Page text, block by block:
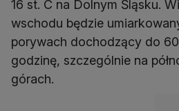
16 st. C na Dolnym Śląsku.
wschodu będzie
porywach dochodzący do
godzinę, szczególnie na
górach.